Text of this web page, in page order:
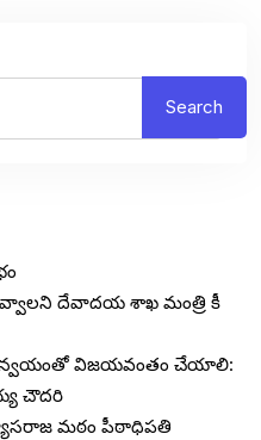
Search
దేవాదయ శాఖ మంత్రి కీ
విజయవంతం చేయాలి:
చౌదరి
మఠం పీఠాధిపతి